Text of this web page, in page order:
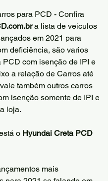
para PCD - Confira
a lista de veiculos
em 2021 para
deficiência, são varios
PCD com isenção de IPI e
a relação de Carros até
também outros carros
isenção somente de IPI e
loja.
o Hyundai Creta PCD
mais